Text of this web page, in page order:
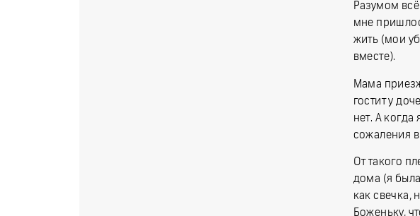
Разумом
мне
жить (мои
вместе).
Мама
гостит у
нет. А
сожаления в
От такого
дома (я
как свечка,
Боженьку,